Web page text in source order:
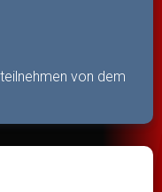
von dem